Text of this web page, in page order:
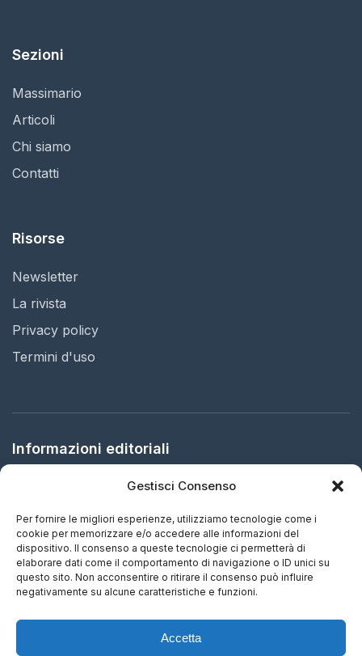
Gestisci Consenso
Per fornire le migliori esperienze, utilizziamo tecnologie come i
cookie per memorizzare e/o accedere alle informazioni del
dispositivo. Il consenso a queste tecnologie ci permetterà di
elaborare dati come il comportamento di navigazione o ID unici su
questo sito. Non acconsentire o ritirare il consenso può influire
negativamente su alcune caratteristiche e funzioni.
Accetta
Sezioni
Massimario
Articoli
Chi siamo
Contatti
Risorse
Newsletter
La rivista
Privacy policy
Termini d'uso
Informazioni editoriali
Editore:Arbitration in Italy Ltd.
Kingdom
ISSN:2732-5695 (IT) - 2732-5687 (EN)
Periodicità:Aggiornamento continuo